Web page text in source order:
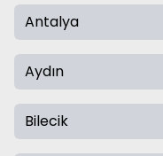
Antalya
Aydın
Bilecik